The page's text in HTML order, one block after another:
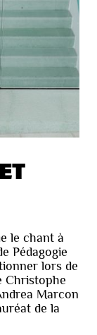
le chant à
Pédagogie
lors de
Christophe
Marcon
de la